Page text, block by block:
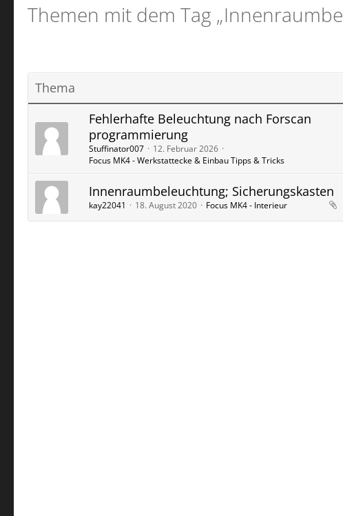
Themen mit dem Tag
Thema
Fehlerhafte Beleuchtung nach Forscan
programmierung
Stuffinator007
12. Februar 2026
Focus MK4 - Werkstattecke & Einbau Tipps & Tricks
Innenraumbeleuchtung; Sicherungskasten
kay22041 18. August 2020 Focus MK4 - Interieur